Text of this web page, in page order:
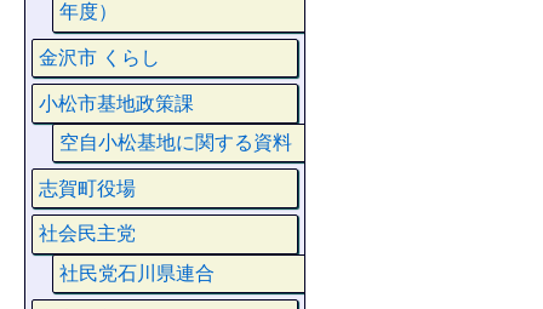
年度）
金沢市 くらし
小松市基地政策課
空自小松基地に関する資料
志賀町役場
社会民主党
社民党石川県連合